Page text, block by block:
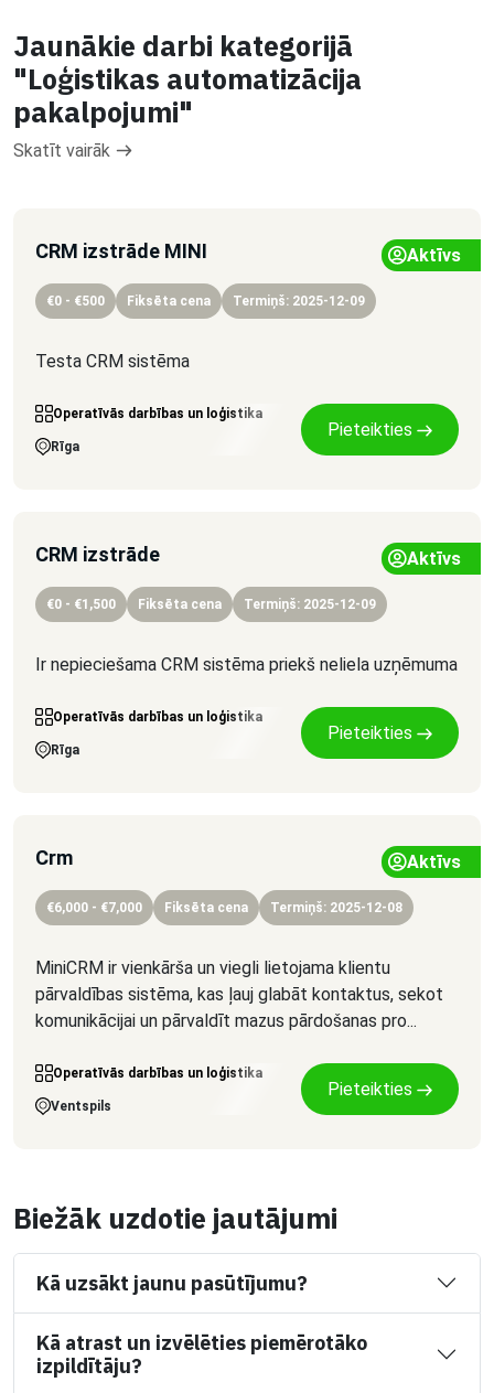
Jaunākie darbi kategorijā
"Loģistikas automatizācija
pakalpojumi"
Skatīt vairāk
CRM izstrāde MINI Aktīvs
€0 - €500 Fiksēta cena Termiņš: 2025-12-09
Testa CRM sistēma
Operatīvās darbības un loģistika
Rīga
Pieteikties
CRM izstrāde Aktīvs
€0 - €1,500 Fiksēta cena Termiņš: 2025-12-09
Ir nepieciešama CRM sistēma priekš neliela uzņēmuma
Operatīvās darbības un loģistika
Rīga
Pieteikties
Crm Aktīvs
€6,000 - €7,000 Fiksēta cena Termiņš: 2025-12-08
MiniCRM ir vienkārša un viegli lietojama klientu
pārvaldības sistēma, kas ļauj glabāt kontaktus, sekot
komunikācijai un pārvaldīt mazus pārdošanas pro...
Operatīvās darbības un loģistika
Ventspils
Pieteikties
Biežāk uzdotie jautājumi
Kā uzsākt jaunu pasūtījumu?
Kā atrast un izvēlēties piemērotāko
izpildītāju?